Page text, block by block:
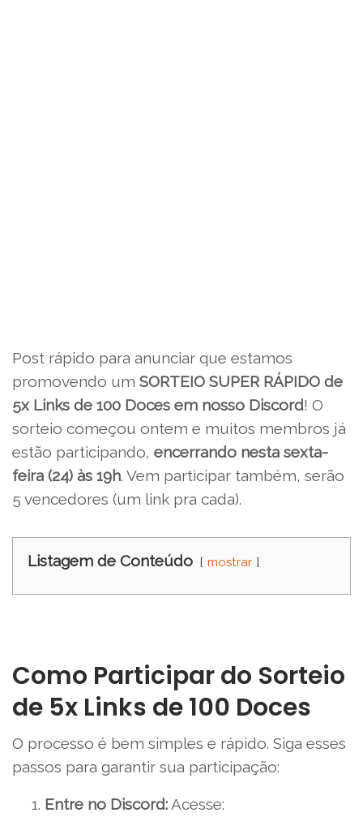
Post rápido para anunciar que estamos
promovendo um SORTEIO SUPER RÁPIDO de
5x Links de 100 Doces em nosso Discord! O
sorteio começou ontem e muitos membros já
estão participando, encerrando nesta sexta-
feira (24) às 19h. Vem participar também, serão
5 vencedores (um link pra cada).
Listagem de Conteúdo mostrar
Como Participar do Sorteio
de 5x Links de 100 Doces
O processo é bem simples e rápido. Siga esses
passos para garantir sua participação:
Entre no Discord: Acesse: